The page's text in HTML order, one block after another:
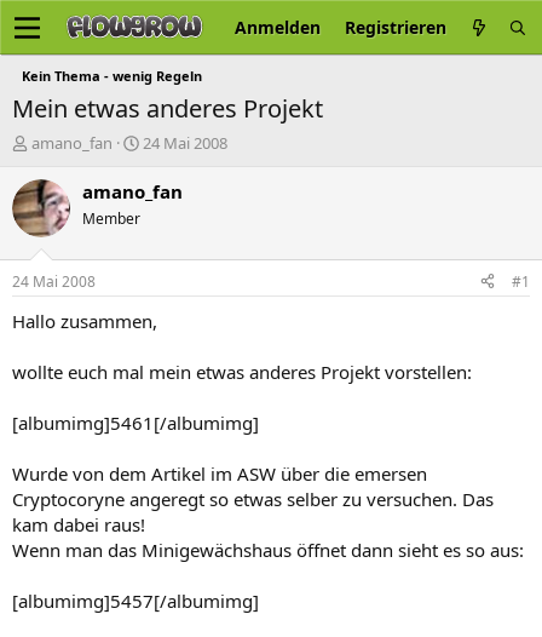
Anmelden Registrieren
Kein Thema - wenig Regeln
Mein etwas anderes Projekt
E
s
t
e
e
r
amano_fan
E
s
t
t
a
m
24 Mai 2008
amano_fan
Member
24 Mai 2008 #1
Hallo zusammen,
wollte euch mal mein etwas anderes Projekt vorstellen:
[albumimg]5461[/albumimg]
Wurde von dem Artikel im ASW über die emersen
Cryptocoryne angeregt so etwas selber zu versuchen. Das
kam dabei raus!
Wenn man das Minigewächshaus öffnet dann sieht es so aus:
[albumimg]5457[/albumimg]